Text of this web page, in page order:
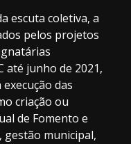
escuta coletiva, a
pelos projetos
até junho de 2021,
das
criação ou
de Fomento e
gestão municipal,